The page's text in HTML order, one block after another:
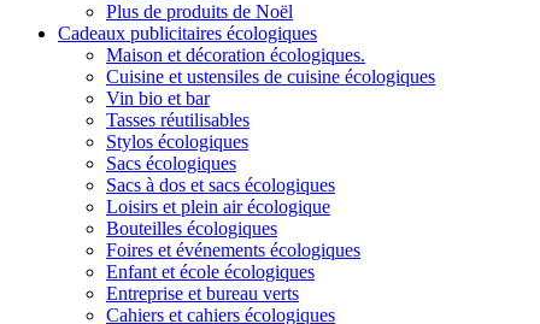
Plus de produits de Noël
Cadeaux publicitaires écologiques
Maison et décoration écologiques.
Cuisine et ustensiles de cuisine écologiques
Vin bio et bar
Tasses réutilisables
Stylos écologiques
Sacs écologiques
Sacs à dos et sacs écologiques
Loisirs et plein air écologique
Bouteilles écologiques
Foires et événements écologiques
Enfant et école écologiques
Entreprise et bureau verts
Cahiers et cahiers écologiques